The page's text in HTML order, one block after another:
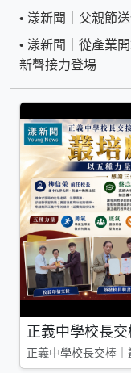
• 漾新聞｜父親節
• 漾新聞｜從產業
新聲接力登場
正義中學校長交
正義中學校長交棒